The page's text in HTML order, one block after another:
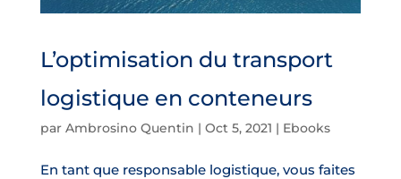
L’optimisation du transport
logistique en conteneurs
par Ambrosino Quentin | Oct 5, 2021 | Ebooks
En tant que responsable logistique, vous faites